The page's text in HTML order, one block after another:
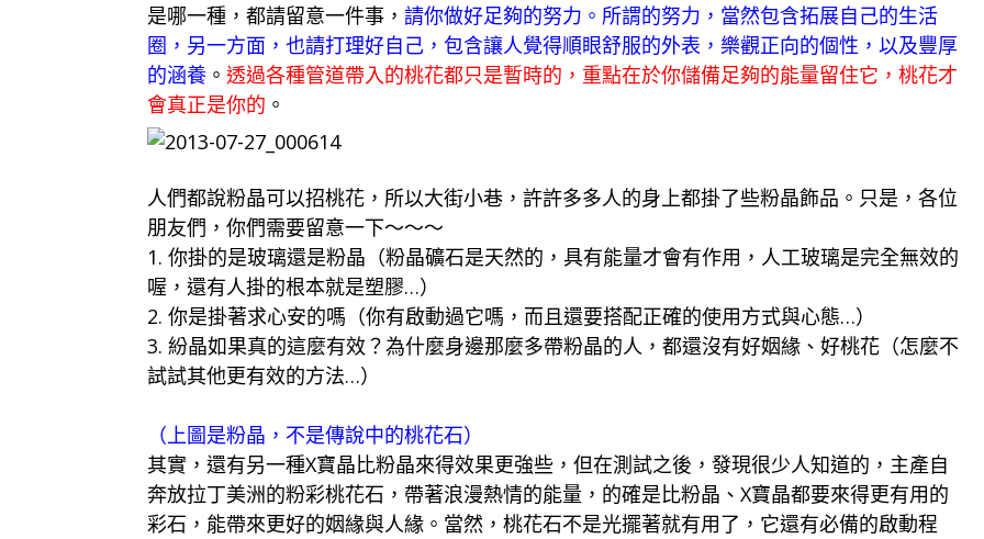
是哪一種，都請留意一件事，請你做好足夠的努力。所謂的努力，當然包含拓展自己的生活
圈，另一方面，也請打理好自己，包含讓人覺得順眼舒服的外表，樂觀正向的個性，以及豐厚
的涵養 。透過各種管道帶入的桃花都只是暫時的，重點在於你儲備足夠的能量留住它，桃花才
會真正是你的 。
人們都說粉晶可以招桃花，所以大街小巷，許許多多人的身上都掛了些粉晶飾品。只是，各位
朋友們，你們需要留意一下～～～
1. 你掛的是玻璃還是粉晶（粉晶礦石是天然的，具有能量才會有作用，人工玻璃是完全無效的
喔，還有人掛的根本就是塑膠…）
2. 你是掛著求心安的嗎（你有啟動過它嗎，而且還要搭配正確的使用方式與心態…）
3. 紛晶如果真的這麼有效？為什麼身邊那麼多帶粉晶的人，都還沒有好姻緣、好桃花（怎麼不
試試其他更有效的方法…）
（上圖是粉晶，不是傳說中的桃花石）
其實，還有另一種X寶晶比粉晶來得效果更強些，但在測試之後，發現很少人知道的，主產自
奔放拉丁美洲的粉彩桃花石，帶著浪漫熱情的能量，的確是比粉晶、X寶晶都要來得更有用的
彩石，能帶來更好的姻緣與人緣。當然，桃花石不是光擺著就有用了，它還有必備的啟動程